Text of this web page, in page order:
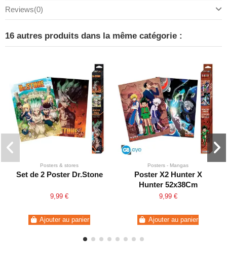
Reviews(0)
16 autres produits dans la même catégorie :
Posters & stores
Set de 2 Poster Dr.Stone
9,99 €
Ajouter au panier
Posters - Mangas
Poster X2 Hunter X
Hunter 52x38Cm
9,99 €
Ajouter au panier